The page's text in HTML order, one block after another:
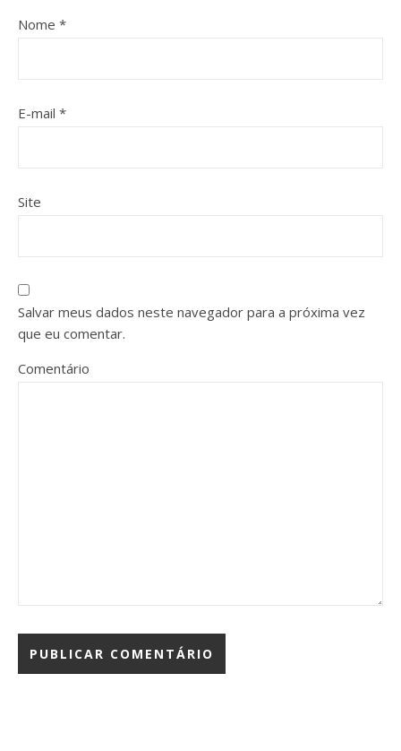
Nome *
E-mail *
Site
Salvar meus dados neste navegador para a próxima vez
que eu comentar.
Comentário